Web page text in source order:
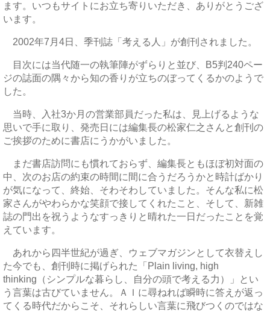
ます。いつもサイトにお立ち寄りいただき、ありがとうござ
います。
2002年7月4日、季刊誌「考える人」が創刊されました。
目次には当代随一の執筆陣がずらりと並び、B5判240ペー
ジの誌面の隅々から知の香りが立ちのぼってくるかのようで
した。
当時、入社3か月の営業部員だった私は、見上げるような
思いで手に取り、発売日には編集長の松家仁之さんと創刊の
ご挨拶のために書店にうかがいました。
まだ書店訪問にも慣れておらず、編集長ともほぼ初対面の
中、次のお店の約束の時間に間に合うだろうかと時計ばかり
が気になって、終始、そわそわしていました。そんな私に松
家さんがやわらかな笑顔で接してくれたこと、そして、新雑
誌の門出を祝うようなすっきりと晴れた一日だったことを覚
えています。
あれから四半世紀が過ぎ、ウェブマガジンとして衣替えし
た今でも、創刊時に掲げられた「Plain living, high
thinking（シンプルな暮らし、自分の頭で考える力）」とい
う言葉は古びていません。ＡＩに尋ねれば瞬時に答えが返っ
てくる時代だからこそ、それらしい言葉に飛びつくのではな